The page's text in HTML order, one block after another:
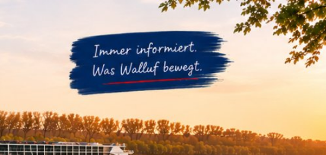
Barrierefreiheit
WIRTSCHAFTSFÖRDERUNG